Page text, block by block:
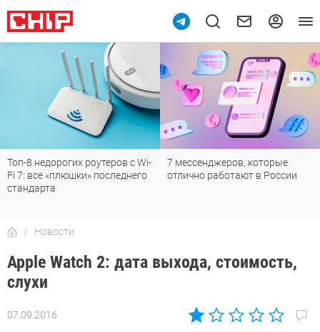
Топ-8 недорогих роутеров с Wi-
Fi 7: все «плюшки» последнего
стандарта
7 мессенджеров, которые
отлично работают в России
Новости
Apple Watch 2: дата выхода, стоимость,
слухи
07.09.2016
Автор: